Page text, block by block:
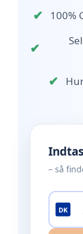
✔ 100%
✔
✔
– så
DK